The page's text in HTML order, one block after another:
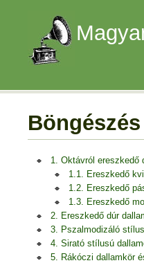
Böngészés
1. Oktávról ereszkedő
1.1. Ereszkedő
1.2. Ereszkedő
1.3. Ereszkedő
2. Ereszkedő dúr
3. Pszalmodizáló
4. Sirató stílusú
5. Rákóczi dallamkör